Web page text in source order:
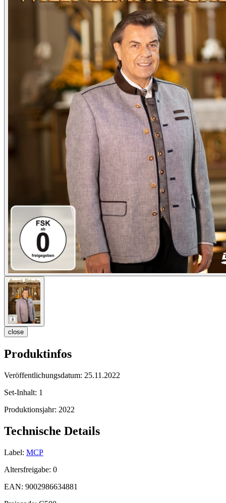
close
Produktinfos
Veröffentlichungsdatum: 25.11.2022
Set-Inhalt: 1
Produktionsjahr: 2022
Technische Details
Label: MCP
Altersfreigabe: 0
EAN: 9002986634881